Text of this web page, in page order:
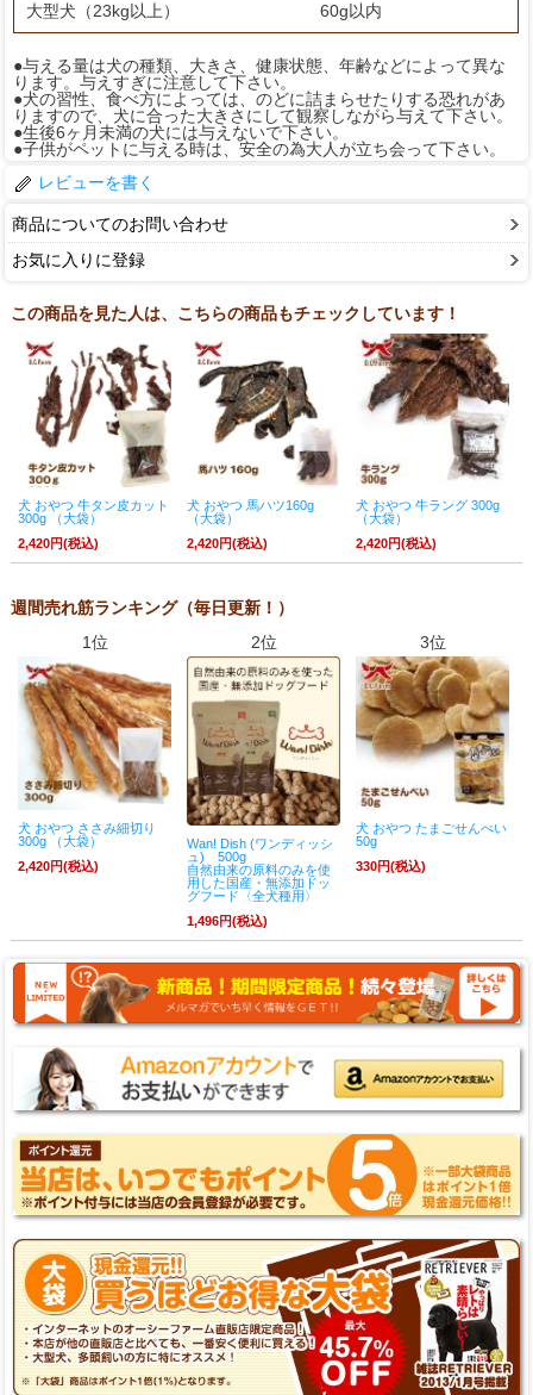
大型犬（23kg以上） 60g以内
●与える量は犬の種類、大きさ、健康状態、年齢などによって異な
ります。与えすぎに注意して下さい。
●犬の習性、食べ方によっては、のどに詰まらせたりする恐れがあ
りますので、犬に合った大きさにして観察しながら与えて下さい。
●生後6ヶ月未満の犬には与えないで下さい。
●子供がペットに与える時は、安全の為大人が立ち会って下さい。
レビューを書く
商品についてのお問い合わせ
お気に入りに登録
この商品を見た人は、こちらの商品もチェックしています！
犬 おやつ 牛タン皮カット
300g （大袋）
2,420円(税込)
犬 おやつ 馬ハツ160g
（大袋）
2,420円(税込)
犬 おやつ 牛ラング 300g
（大袋）
2,420円(税込)
週間売れ筋ランキング（毎日更新！）
1位
犬 おやつ ささみ細切り
300g （大袋）
2,420円(税込)
2位
Wan! Dish (ワンディッシ
ュ) 500g
自然由来の原料のみを使
用した国産・無添加ドッ
グフード〈全犬種用〉
1,496円(税込)
3位
犬 おやつ たまごせんべい
50g
330円(税込)